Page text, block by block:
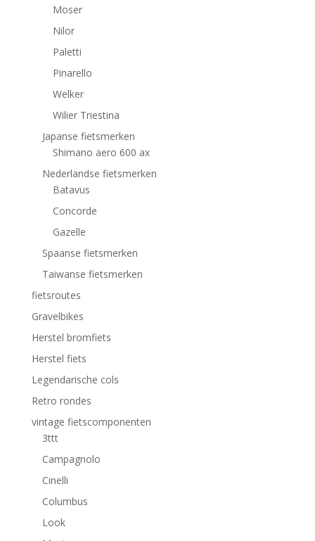
Moser
Nilor
Paletti
Pinarello
Welker
Wilier Triestina
Japanse fietsmerken
Shimano aero 600 ax
Nederlandse fietsmerken
Batavus
Concorde
Gazelle
Spaanse fietsmerken
Taiwanse fietsmerken
fietsroutes
Gravelbikes
Herstel bromfiets
Herstel fiets
Legendarische cols
Retro rondes
vintage fietscomponenten
3ttt
Campagnolo
Cinelli
Columbus
Look